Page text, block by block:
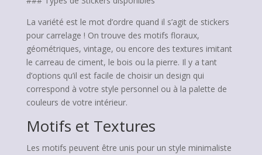
La variété est le mot d’ordre quand il s’agit de stickers
pour carrelage ! On trouve des motifs floraux,
géométriques, vintage, ou encore des textures imitant
le carreau de ciment, le bois ou la pierre. Il y a tant
d’options qu’il est facile de choisir un design qui
correspond à votre style personnel ou à la palette de
couleurs de votre intérieur.
Motifs et Textures
Les motifs peuvent être unis pour un style minimaliste